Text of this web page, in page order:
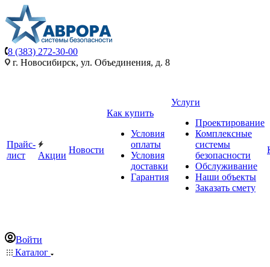
8 (383) 272-30-00
г. Новосибирск, ул. Объединения, д. 8
Прайс-
лист
Акции
Новости
Как купить
Условия
оплаты
Условия
доставки
Гарантия
Услуги
Проектирование
Комплексные
системы
безопасности
Обслуживание
Наши объекты
Заказать смету
Войти
Каталог